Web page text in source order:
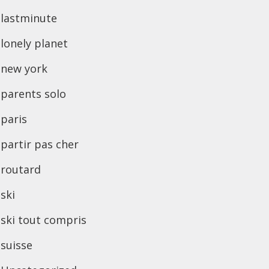
lastminute
lonely planet
new york
parents solo
paris
partir pas cher
routard
ski
ski tout compris
suisse